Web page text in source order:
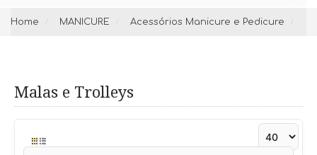
Home MANICURE Acessórios Manicure e Pedicure
Malas e Trolleys